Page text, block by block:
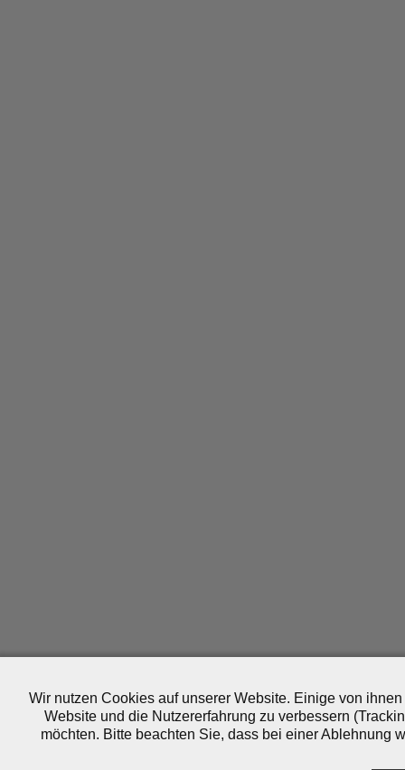
Wir nutzen Cookies auf unserer Website. Einige von
Website und die Nutzererfahrung zu verbessern
möchten. Bitte beachten Sie, dass bei einer Ablehnung